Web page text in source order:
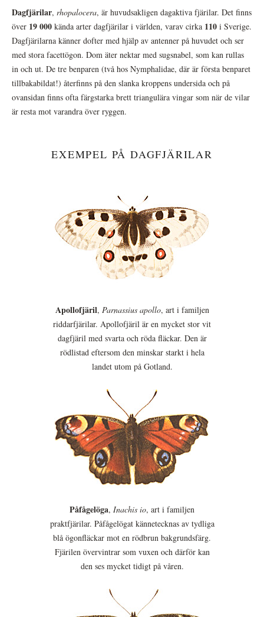
Dagfjärilar, rhopalocera, är huvudsakligen dagaktiva fjärilar. Det finns
över 19 000 kända arter dagfjärilar i världen, varav cirka 110 i Sverige.
Dagfjärilarna känner dofter med hjälp av antenner på huvudet och ser
med stora facettögon. Dom äter nektar med sugsnabel, som kan rullas
in och ut. De tre benparen (två hos Nymphalidae, där är första benparet
tillbakabildat!) återfinns på den slanka kroppens undersida och på
ovansidan finns ofta färgstarka brett triangulära vingar som när de vilar
är resta mot varandra över ryggen.
EXEMPEL PÅ DAGFJÄRILAR
Apollofjäril, Parnassius apollo, art i familjen
riddarfjärilar. Apollofjäril är en mycket stor vit
dagfjäril med svarta och röda fläckar. Den är
rödlistad eftersom den minskar starkt i hela
landet utom på Gotland.
Påfågelöga, Inachis io, art i familjen
praktfjärilar. Påfågelögat kännetecknas av tydliga
blå ögonfläckar mot en rödbrun bakgrundsfärg.
Fjärilen övervintrar som vuxen och därför kan
den ses mycket tidigt på våren.